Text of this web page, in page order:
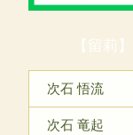
【留莉
次石 悟流
次石 竜起